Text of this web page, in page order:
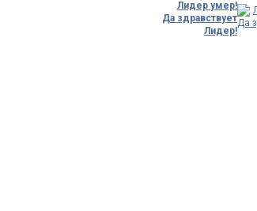
Лидер умер!
Да здравствует
Лидер!